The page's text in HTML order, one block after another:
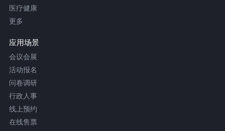
医疗健康
更多
应用场景
会议会展
活动报名
问卷调研
行政人事
线上预约
在线售票